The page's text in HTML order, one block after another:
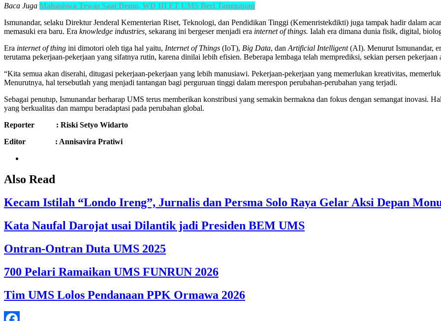
Baca Juga Mahasiswa Tewas Saat Demo, WD III FT UMS Beri Tanggapan
Ismunandar, selaku Direktur Jenderal Kementerian Riset, Teknologi, dan Pendidikan Tinggi (Kemenristekdikti) juga tampak hadir dalam
memasuki era baru. Era knowledge industries sekarang ini bergeser menjadi era internet of things. Ialah era dimana dunia fisik, digital,
Era internet of thing ini dimotori oleh tiga hal yaitu, Internet of Things (IoT), Big Data, dan Artificial Intelligent(AI). Menurut Ismunandar,
terutama pekerjaan-pekerjaan yang sifatnya rutin, karena dinilai lebih efisien. Beberapa lembaga telah memprediksi, sekian persen
“Kita semua akan diserahi, ditugasi pekerjaan-pekerjaan yang lebih manusiawi. Pekerjaan-pekerjaan yang memerlukan kreativitas,
Menurutnya, hal tersebutlah yang menjadi tantangan bagi perguruan tinggi dalam merespon perubahan-perubahan yang terjadi.
Sebagai penutup, Ismunandar berharap UMS terus memberikan konstribusi yang semakin bermakna dan fokus dengan semangat inovasi.
yang berkualitas dan mampu beradaptasi pada perubahan global.
Reporter : Riski Setyo Widarto
Editor : Annisavira Pratiwi
Also Read
Kecam Istilah “Londo Ireng”, Jurnalis dan Persma Solo Raya Gelar Aksi Depan
Kata Naufal Darojat usai Dilantik jadi Presiden BEM UMS
Ontran-Ontran Duta UMS 2025
700 Pelari Ramaikan UMS FUNRUN 2026
Tim UMS Lolos Pendanaan PPK Ormawa 2026